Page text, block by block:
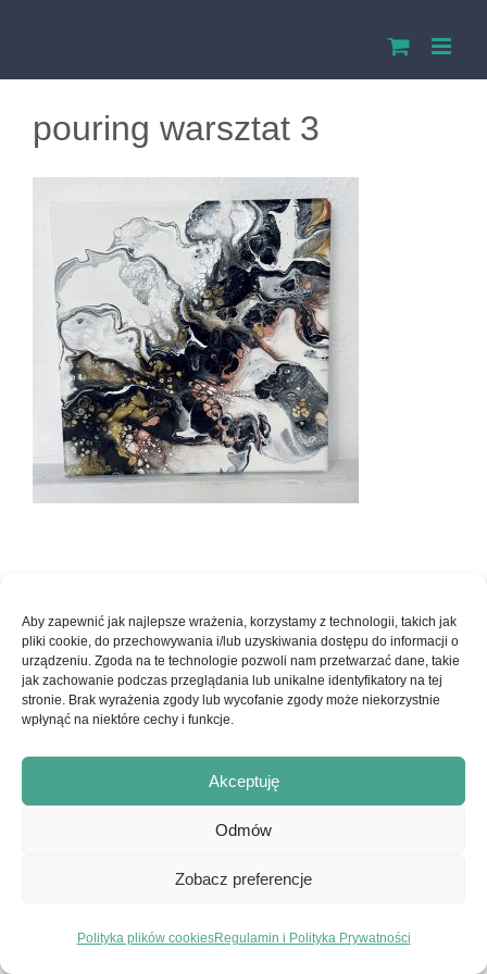
Aby zapewnić jak najlepsze wrażenia, korzystamy z technologii, takich jak
pliki cookie, do przechowywania i/lub uzyskiwania dostępu do informacji o
urządzeniu. Zgoda na te technologie pozwoli nam przetwarzać dane, takie
jak zachowanie podczas przeglądania lub unikalne identyfikatory na tej
stronie. Brak wyrażenia zgody lub wycofanie zgody może niekorzystnie
wpłynąć na niektóre cechy i funkcje.
Akceptuję
Odmów
Zobacz preferencje
Polityka plików cookiesRegulamin i Polityka Prywatności
pouring warsztat 3
© Copyright 2017-2026 - Ars Pro Anima | Strona stworzona z
pasji przezembraceyourlife.pl | Konto Klienta|
Regulamin
serwisu i Polityka Prywatności
FacebookInstagram